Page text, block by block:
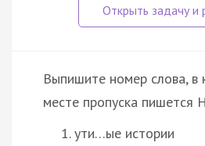
Выпишите номер слова, в
месте пропуска пишется
ути…ые истории